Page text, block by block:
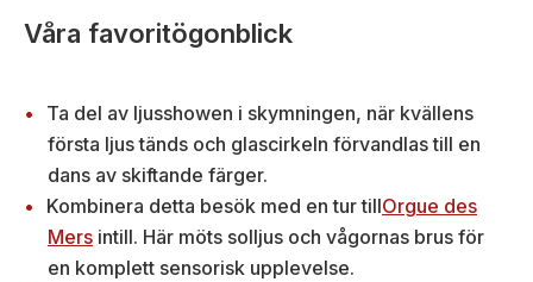
Våra favoritögonblick
Ta del av ljusshowen i skymningen, när kvällens
första ljus tänds och glascirkeln förvandlas till en
dans av skiftande färger.
Kombinera detta besök med en tur tillOrgue des
Mers intill. Här möts solljus och vågornas brus för
en komplett sensorisk upplevelse.